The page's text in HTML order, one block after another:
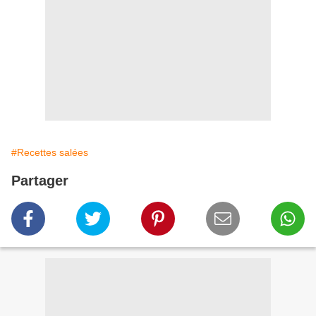
#Recettes salées
Partager